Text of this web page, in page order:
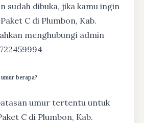
sudah dibuka, jika kamu ingin
C di Plumbon, Kab.
menghubungi admin
berapa?
umur tertentu untuk
C di Plumbon, Kab.